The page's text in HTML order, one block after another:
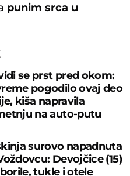
punim srca u
se prst pred okom:
pogodilo ovaj deo
kiša napravila
na auto-putu
surovo napadnuta
Devojčice (15)
tukle i otele